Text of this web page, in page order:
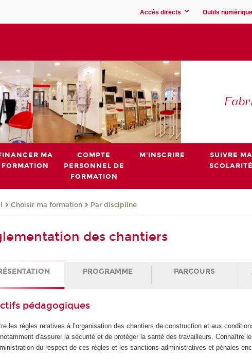
Accès directs Outils
MA
FORMATION
COMPTE
PERSONNEL DE
FORMATION
M'INSCRIRE
SUIVRE MA
SCOLARITÉ
Choisir ma formation Par discipline
des chantiers
PROGRAMME PARCOURS
pédagogiques
les règles relatives à l’organisation des chantiers de construction et aux
d'assurer la sécurité et de protéger la santé des travailleurs. Connaître
du respect de ces règles et les sanctions administratives et pénales